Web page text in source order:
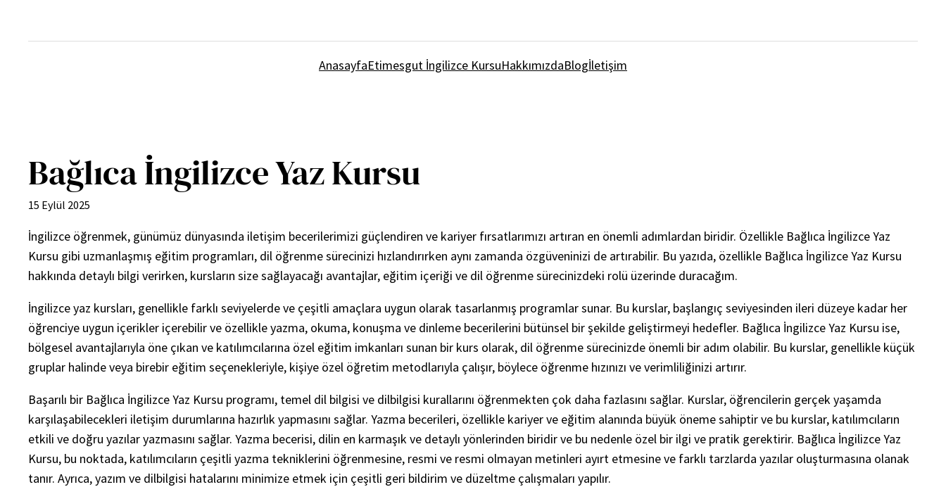
AnasayfaEtimesgut İngilizce KursuHakkımızdaBlogİletişim
Bağlıca İngilizce Yaz Kursu
15 Eylül 2025
İngilizce öğrenmek, günümüz dünyasında iletişim becerilerimizi güçlendiren ve kariyer fırsatlarımızı artıran en önemli adımlardan biridir. Özellikle Bağlıca İngilizce Yaz
Kursu gibi uzmanlaşmış eğitim programları, dil öğrenme sürecinizi hızlandırırken aynı zamanda özgüveninizi de artırabilir. Bu yazıda, özellikle Bağlıca İngilizce Yaz Kursu
hakkında detaylı bilgi verirken, kursların size sağlayacağı avantajlar, eğitim içeriği ve dil öğrenme sürecinizdeki rolü üzerinde duracağım.
İngilizce yaz kursları, genellikle farklı seviyelerde ve çeşitli amaçlara uygun olarak tasarlanmış programlar sunar. Bu kurslar, başlangıç seviyesinden ileri düzeye kadar her
öğrenciye uygun içerikler içerebilir ve özellikle yazma, okuma, konuşma ve dinleme becerilerini bütünsel bir şekilde geliştirmeyi hedefler. Bağlıca İngilizce Yaz Kursu ise,
bölgesel avantajlarıyla öne çıkan ve katılımcılarına özel eğitim imkanları sunan bir kurs olarak, dil öğrenme sürecinizde önemli bir adım olabilir. Bu kurslar, genellikle küçük
gruplar halinde veya birebir eğitim seçenekleriyle, kişiye özel öğretim metodlarıyla çalışır, böylece öğrenme hızınızı ve verimliliğinizi artırır.
Başarılı bir Bağlıca İngilizce Yaz Kursu programı, temel dil bilgisi ve dilbilgisi kurallarını öğrenmekten çok daha fazlasını sağlar. Kurslar, öğrencilerin gerçek yaşamda
karşılaşabilecekleri iletişim durumlarına hazırlık yapmasını sağlar. Yazma becerileri, özellikle kariyer ve eğitim alanında büyük öneme sahiptir ve bu kurslar, katılımcıların
etkili ve doğru yazılar yazmasını sağlar. Yazma becerisi, dilin en karmaşık ve detaylı yönlerinden biridir ve bu nedenle özel bir ilgi ve pratik gerektirir. Bağlıca İngilizce Yaz
Kursu, bu noktada, katılımcıların çeşitli yazma tekniklerini öğrenmesine, resmi ve resmi olmayan metinleri ayırt etmesine ve farklı tarzlarda yazılar oluşturmasına olanak
tanır. Ayrıca, yazım ve dilbilgisi hatalarını minimize etmek için çeşitli geri bildirim ve düzeltme çalışmaları yapılır.